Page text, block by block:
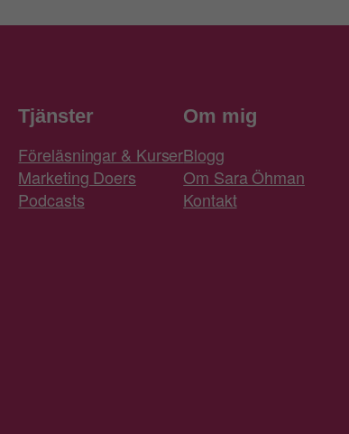
Tjänster
Föreläsningar & Kurser
Marketing Doers
Podcasts
Om mig
Blogg
Om Sara Öhman
Kontakt